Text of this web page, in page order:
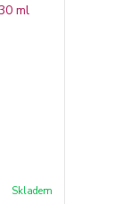
Skladem